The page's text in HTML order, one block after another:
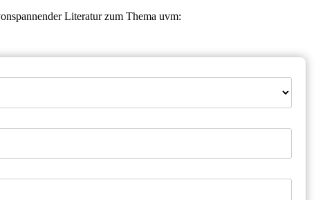
Literatur zum Thema uvm: